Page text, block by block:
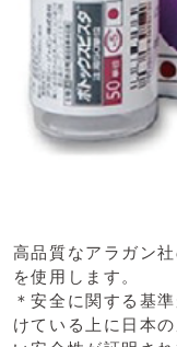
高品質なアラガン
を使用します。
＊安全に関する基
けている上に日本